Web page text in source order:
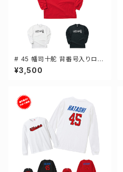
# 45 幡司十舵 背番号入りロゴ
ドライTシャツ 長袖 選手還元 3
カラー S-5Lサイズ 000304
¥3,500